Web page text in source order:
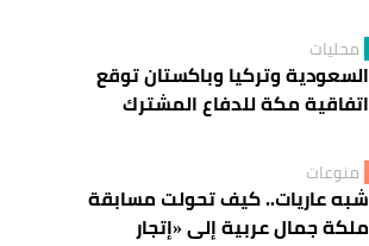
محليات
السعودية وتركيا وباكستان توقع
اتفاقية مكة للدفاع المشترك
منوعات
شبه عاريات.. كيف تحولت مسابقة
ملكة جمال عربية إلى «إتجار